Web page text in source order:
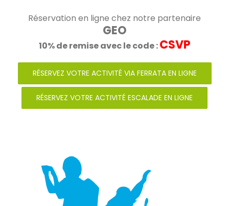
Réservation en ligne chez notre partenaire
GEO
10% de remise avec le code :CSVP
RÉSERVEZ VOTRE ACTIVITÉ VIA FERRATA EN LIGNE
RÉSERVEZ VOTRE ACTIVITÉ ESCALADE EN LIGNE